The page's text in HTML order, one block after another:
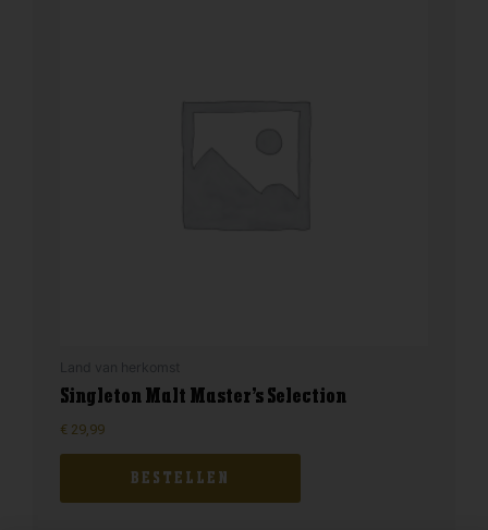
Singleton Malt Master’s Selection
€ 29,99
BESTELLEN